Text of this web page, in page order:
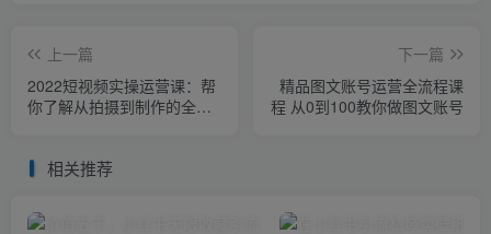
上一篇
2022短视频实操运营课：帮
你了解从拍摄到制作的全流
下一篇
精品图文账号运营全流程课
程 从0到100教你做图文账号
相关推荐